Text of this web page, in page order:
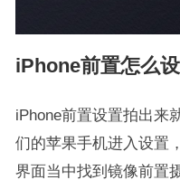
iPhone前置怎么
iPhone前置设置拍出来
们的苹果手机进入设置
界面当中找到镜像前置